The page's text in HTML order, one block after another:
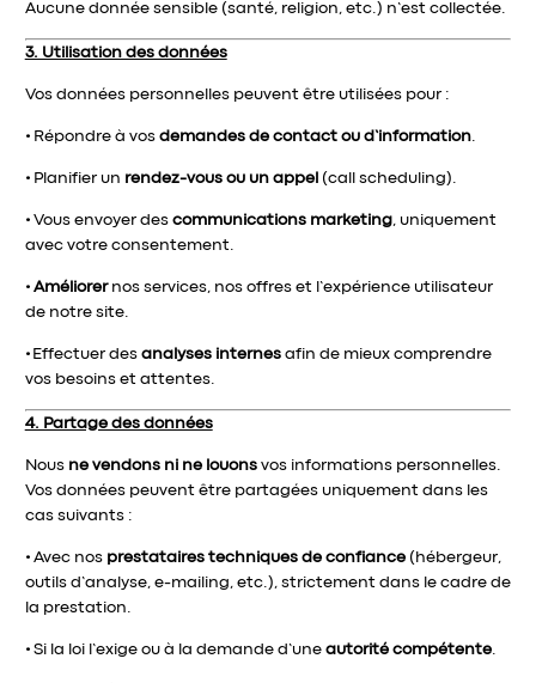
Aucune donnée sensible (santé, religion, etc.) n’est collectée.
3. Utilisation des données
Vos données personnelles peuvent être utilisées pour :
• Répondre à vos demandes de contact ou d’information.
• Planifier un rendez-vous ou un appel (call scheduling).
• Vous envoyer des communications marketing, uniquement
avec votre consentement.
• Améliorernos services, nos offres et l’expérience utilisateur
de notre site.
• Effectuer des analyses internesafin de mieux comprendre
vos besoins et attentes.
4. Partage des données
Nous ne vendons ni ne louonsvos informations personnelles.
Vos données peuvent être partagées uniquement dans les
cas suivants :
• Avec nos prestataires techniques de confiance(hébergeur,
outils d’analyse, e-mailing, etc.), strictement dans le cadre de
la prestation.
• Si la loi l’exige ou à la demande d’une autorité compétente.